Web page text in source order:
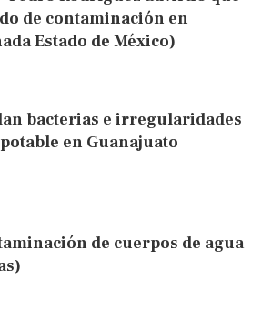
de contaminación en
Estado de México)
bacterias e irregularidades
en Guanajuato
de cuerpos de agua